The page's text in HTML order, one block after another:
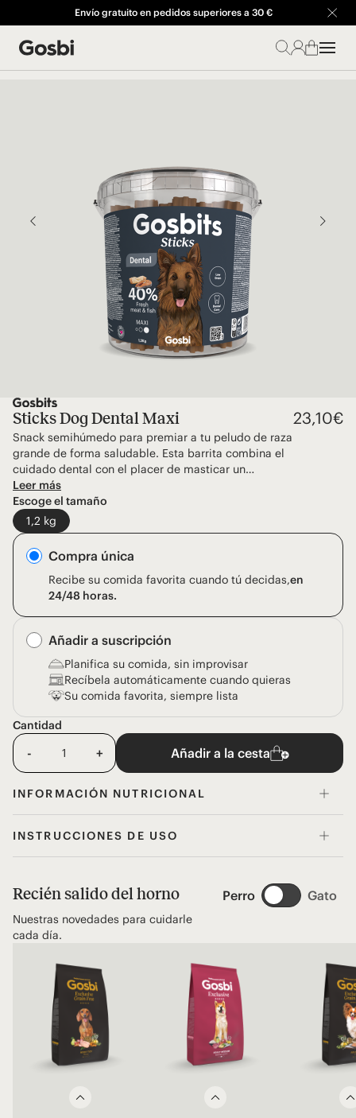
Envío gratuito en pedidos superiores a 30 €
Sticks Dog Dental Maxi 23,10€
Snack semihúmedo para premiar a tu peludo de raza
grande de forma saludable. Esta barrita combina el
cuidado dental con el placer de masticar un…
Leer más
Escoge el tamaño
1,2 kg
Compra única
Recibe su comida favorita cuando tú decidas,en
24/48 horas.
Añadir a suscripción
Planifica su comida, sin improvisar
Recíbela automáticamente cuando quieras
Su comida favorita, siempre lista
Cantidad
- + Añadir a la cesta
INFORMACIÓN NUTRICIONAL
INSTRUCCIONES DE USO
Recién salido del horno
Nuestras novedades para cuidarle
cada día.
Perro Gato